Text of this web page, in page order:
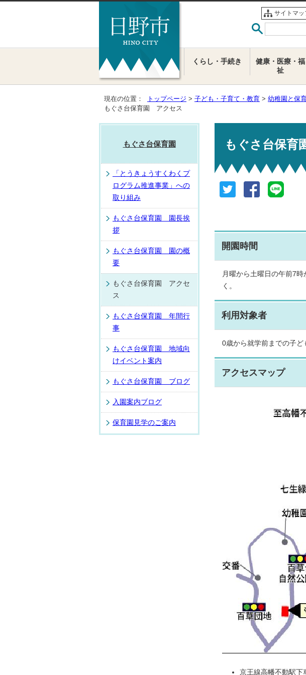
サイトマッ
くらし・手続き
健康・医療・福
祉
現在の位置： トップページ > 子ども・子育て・教育 > 幼稚園と保
もぐさ台保育園 アクセス
もぐさ台保
開園時間
月曜から土曜日の午前7
く。
利用対象者
0歳から就学前までの子
アクセスマップ
京王線高幡不動駅下
もぐさ台保育園
「とうきょうすくわくプ
ログラム推進事業」への
取り組み
もぐさ台保育園 園長挨
拶
もぐさ台保育園 園の概
要
もぐさ台保育園 アクセ
ス
もぐさ台保育園 年間行
事
もぐさ台保育園 地域向
けイベント案内
もぐさ台保育園 ブログ
入園案内ブログ
保育園見学のご案内